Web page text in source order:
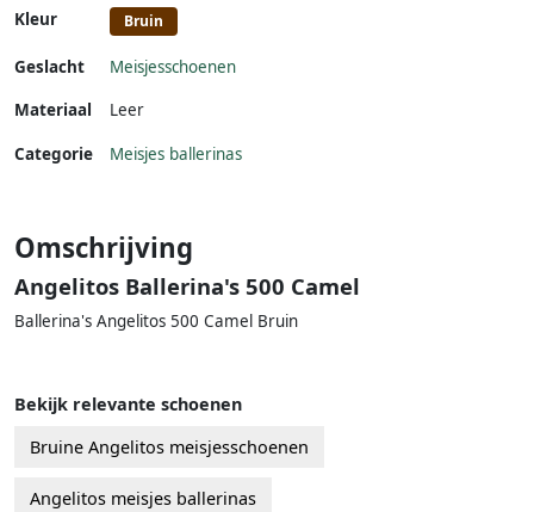
Kleur Bruin
Geslacht
Meisjesschoenen
Materiaal
Leer
Categorie Meisjes ballerinas
Omschrijving
Angelitos Ballerina's 500 Camel
Ballerina's Angelitos 500 Camel Bruin
Bekijk relevante schoenen
Bruine Angelitos meisjesschoenen
Angelitos meisjes ballerinas